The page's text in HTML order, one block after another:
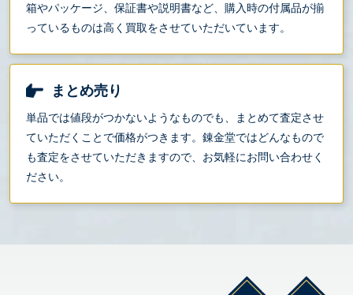
箱やパッケージ、保証書や説明書など、購入時の付属品が揃
っているものは高く買取をさせていただいています。
まとめ売り
単品では値段がつかないようなものでも、まとめて査定させ
ていただくことで価格がつきます。錬金堂ではどんなもので
も査定をさせていただきますので、お気軽にお問い合わせく
ださい。